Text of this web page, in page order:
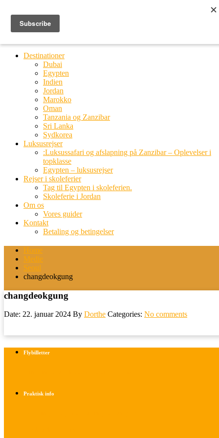
Ring til os
20 66 03 08
Destinationer
Dubai
Egypten
Indien
Jordan
Marokko
Oman
Tanzania og Zanzibar
Sri Lanka
Sydkorea
Luksusrejser
:Luksussafari og afslapning på Zanzibar – Oplevelser i
topklasse
Egypten – luksusrejser
Rejser i skoleferier
Tag til Egypten i skoleferien.
Skoleferie i Jordan
Om os
Vores guider
Kontakt
Betaling og betingelser
Home
Medie
Seoul
changdeokgung
changdeokgung
Date: 22. januar 2024 By Dorthe Categories: No comments
Flybilletter
Praktisk info